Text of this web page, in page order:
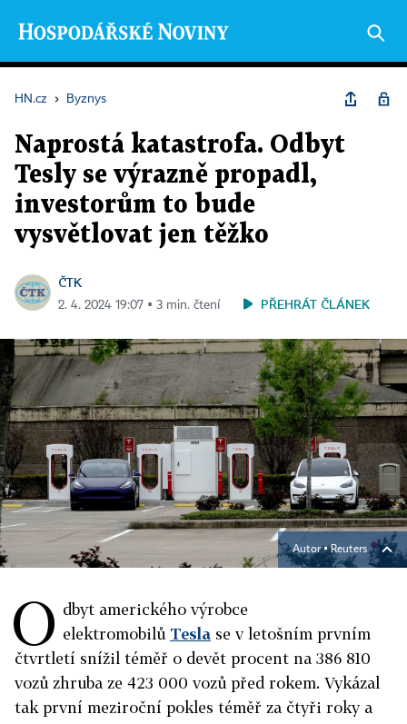
HN.cz › Byznys
Naprostá katastrofa. Odbyt
Tesly se výrazně propadl,
investorům to bude
vysvětlovat jen těžko
ČTK
2. 4. 2024 19:07 ▪ 3 min. čtení PŘEHRÁT ČLÁNEK
Autor ▪Reuters
O dbyt amerického výrobce
elektromobilů Tesla se v letošním prvním
čtvrtletí snížil téměř o devět procent na 386 810
vozů zhruba ze 423 000 vozů před rokem. Vykázal
tak první meziroční pokles téměř za čtyři roky a